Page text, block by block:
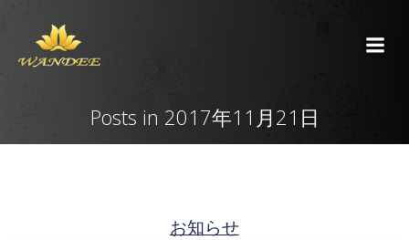
へ
ス
Posts in 2017年11月21日
お知らせ